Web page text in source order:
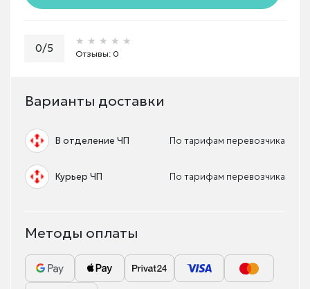
0/5
★★★★★
★★★★★
★★★★★
Отзывы: 0
Варианты доставки
В отделение ЧП По тарифам перевозчика
Курьер ЧП По тарифам перевозчика
Методы оплаты